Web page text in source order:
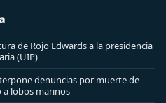
de Rojo Edwards a la presidencia
(UIP)
denuncias por muerte de
lobos marinos